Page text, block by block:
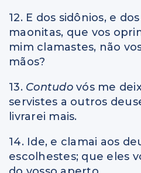
12. E dos sidônios, e
maonitas, que vos
mim clamastes, não
mãos?
13. Contudo vós me
servistes a outros
livrarei mais.
14. Ide, e clamai aos
escolhestes; que eles